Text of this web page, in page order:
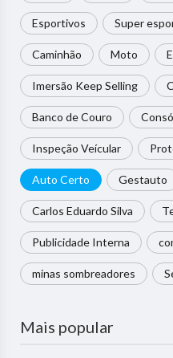
Esportivos Super
Caminhão Moto
Imersão Keep Selling
Banco de Couro
Inspeção Veícular
Auto Certo Gestauto
Carlos Eduardo Silva
Publicidade Interna
minas sombreadores
Mais popular